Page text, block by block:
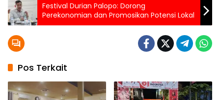
Festival Durian Palopo: Dorong
Perekonomian dan Promosikan Potensi Lokal
Pos Terkait